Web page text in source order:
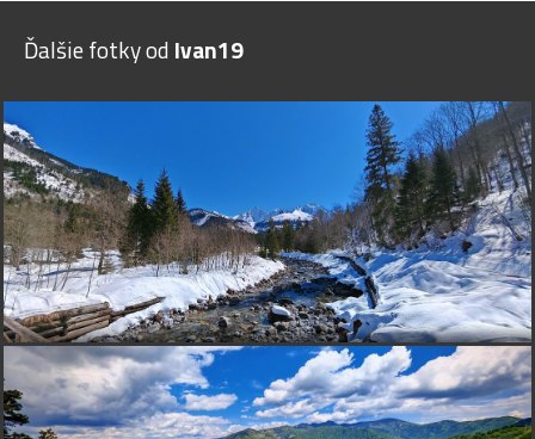
Ďalšie fotky od Ivan19